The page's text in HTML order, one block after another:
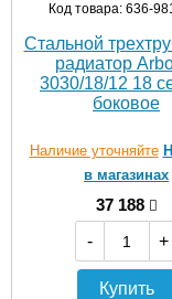
Код товара: 636-
Стальной
радиатор
3030/18/12 18
боковое
Наличие уточняйте
в магазинах
37 188
-
+
Купить